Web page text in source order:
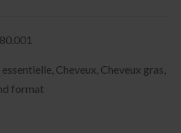
essentielle Cheveux Cheveux gras
format